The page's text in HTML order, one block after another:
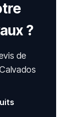
?
de